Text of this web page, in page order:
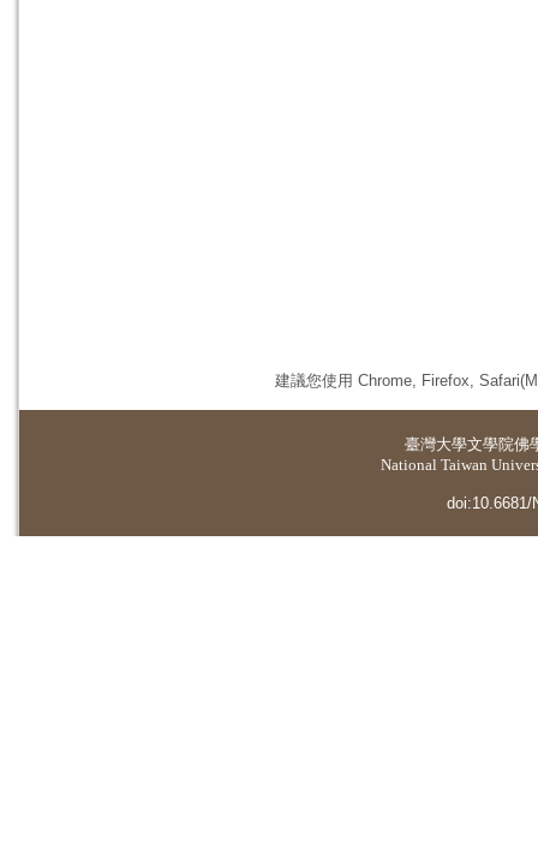
建議您使用 Chrome, Firefox,
臺灣大學文學院佛
National Taiwan
doi:10.6681/